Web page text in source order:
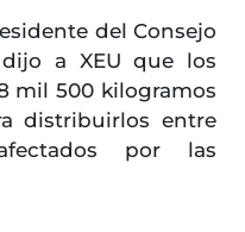
del Consejo
a XEU que los
mil 500 kilogramos
distribuirlos entre
por las